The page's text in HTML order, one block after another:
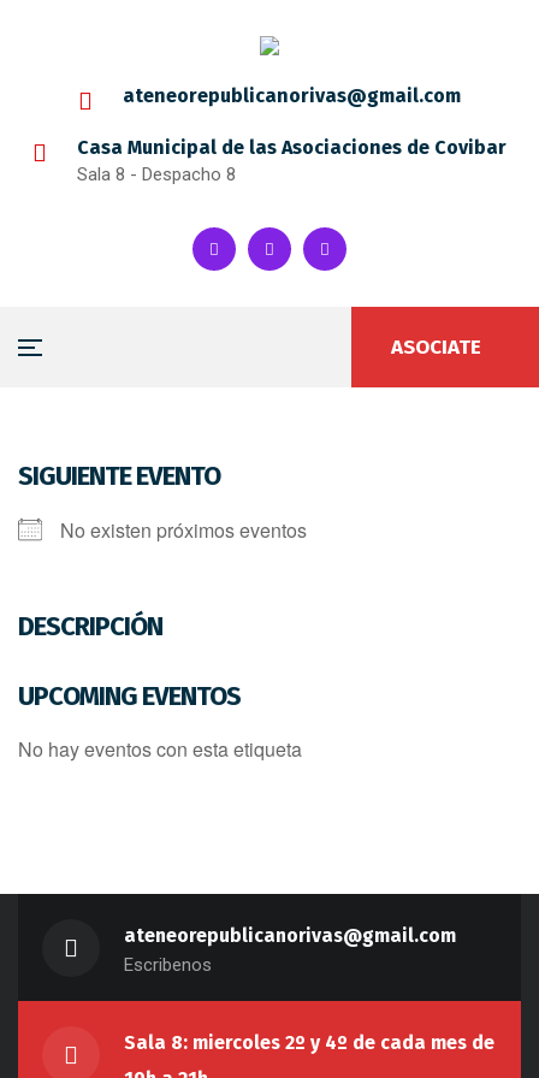
ateneorepublicanorivas@gmail.com
Casa Municipal de las Asociaciones de Covibar
Sala 8 - Despacho 8
ASOCIATE
SIGUIENTE EVENTO
No existen próximos eventos
DESCRIPCIÓN
UPCOMING EVENTOS
No hay eventos con esta etiqueta
ateneorepublicanorivas@gmail.com
Escribenos
Sala 8: miercoles 2º y 4º de cada mes de